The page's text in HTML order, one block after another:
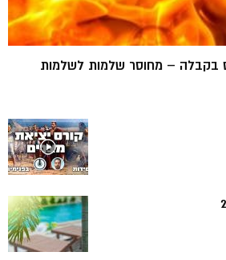
בקבלה – מחוסר שלמות לשלמות